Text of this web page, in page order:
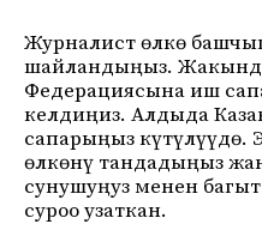
Журналист өлкө
шайландыңыз.
Федерациясына иш
келдиңиз. Алдыда
сапарыңыз күтүлүүдө.
өлкөнү тандадыңыз
сунушуңуз менен
суроо узаткан.